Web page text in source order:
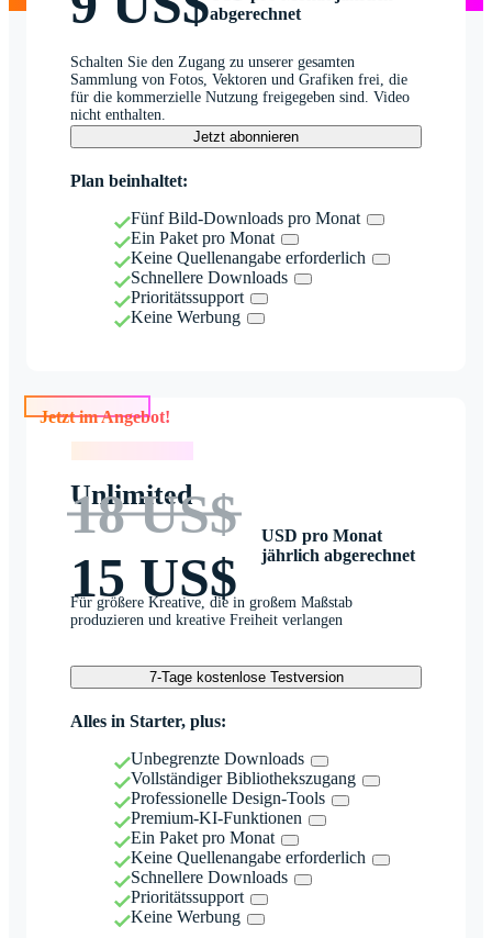
abgerechnet
Schalten Sie den Zugang zu unserer gesamten
Sammlung von Fotos, Vektoren und Grafiken frei, die
für die kommerzielle Nutzung freigegeben sind. Video
nicht enthalten.
Jetzt abonnieren
Plan beinhaltet:
Fünf Bild-Downloads pro Monat
Ein Paket pro Monat
Keine Quellenangabe erforderlich
Schnellere Downloads
Prioritätssupport
Keine Werbung
Jetzt im Angebot!
Unlimited
18 US$
15 US$
USD pro Monat
jährlich abgerechnet
Für größere Kreative, die in großem Maßstab
produzieren und kreative Freiheit verlangen
7-Tage kostenlose Testversion
Alles in Starter, plus:
Unbegrenzte Downloads
Vollständiger Bibliothekszugang
Professionelle Design-Tools
Premium-KI-Funktionen
Ein Paket pro Monat
Keine Quellenangabe erforderlich
Schnellere Downloads
Prioritätssupport
Keine Werbung